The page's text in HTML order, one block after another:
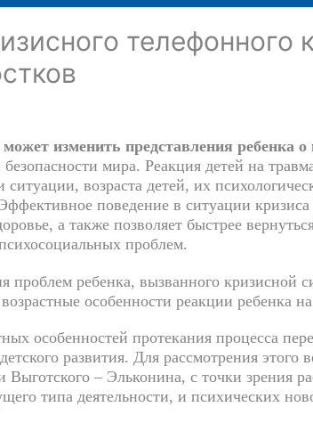
телефонного
изменить представления ребенка о
мира. Реакция детей на
ситуации, возраста детей, их
поведение в ситуации
а также позволяет быстрее
проблем.
проблем ребенка, вызванного кризисной
особенности реакции ребенка
особенностей протекания процесса
развития. Для рассмотрения
Выготского – Эльконина, с точки зрения
типа деятельности, и психических